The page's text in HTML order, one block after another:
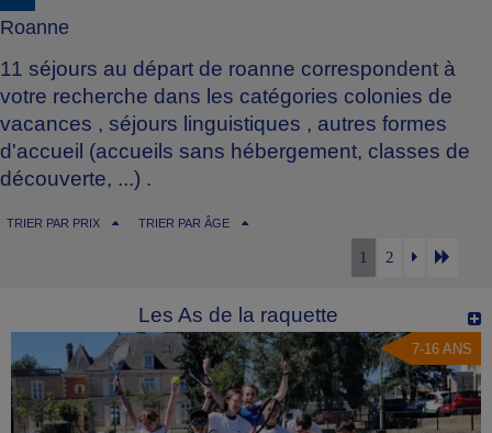
Roanne
11 séjours au départ de roanne correspondent à
votre recherche dans les catégories colonies de
vacances , séjours linguistiques , autres formes
d'accueil (accueils sans hébergement, classes de
découverte, ...) .
TRIER PAR PRIX TRIER PAR ÂGE
1 2
Les As de la raquette
7-16 ANS